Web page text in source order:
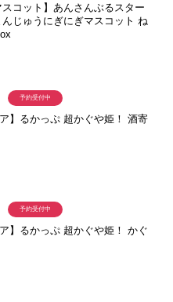
スコット】あんさんぶるスター
んじゅうにぎにぎマスコット ね
ア】るかっぷ 超かぐや姫！ 酒寄
予約受付中
ア】るかっぷ 超かぐや姫！ かぐ
予約受付中